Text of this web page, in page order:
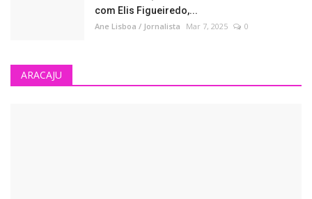
com Elis Figueiredo,...
Ane Lisboa / Jornalista Mar 7, 2025 0
ARACAJU